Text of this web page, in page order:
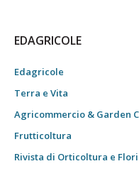
EDAGRICOLE
Edagricole
Terra e Vita
Agricommercio & Garden
Frutticoltura
Rivista di Orticoltura e